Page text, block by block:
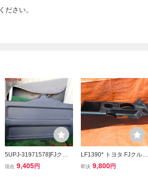
ださい。
5UPJ-31971578]FJクル
ーザー(GSJ15W)バックド
現在 9,405円
LF1390* トヨタ FJクルー
ザー GSJ15W センターコ
即決 9,800円